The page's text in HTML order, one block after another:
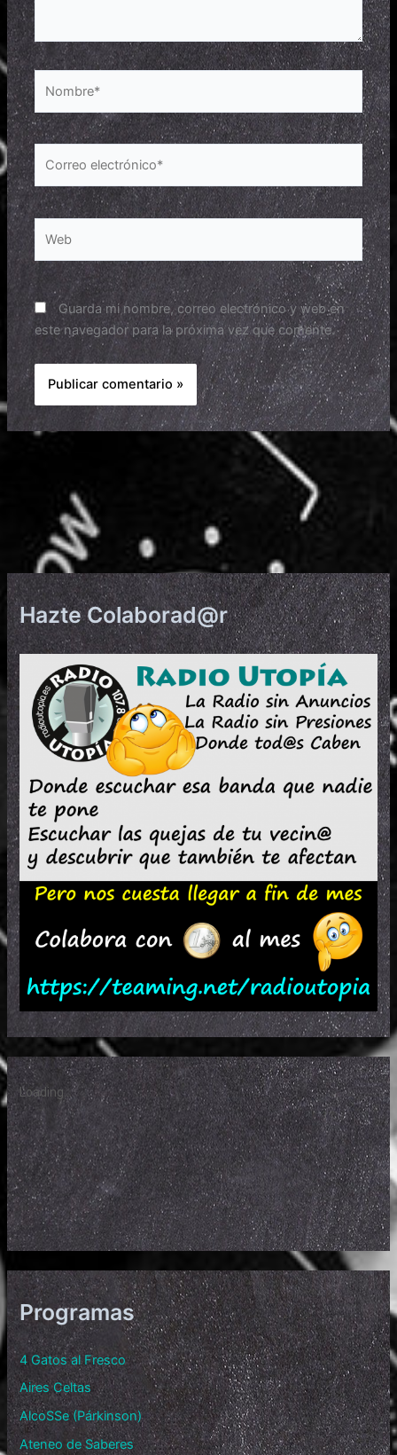
Nombre*
electrónico*
Web
Guarda mi nombre, correo electrónico y web en
este navegador para la próxima vez que comente.
Hazte Colaborad@r
Programas
4 Gatos al Fresco
Aires Celtas
AlcoSSe (Párkinson)
Ateneo de Saberes